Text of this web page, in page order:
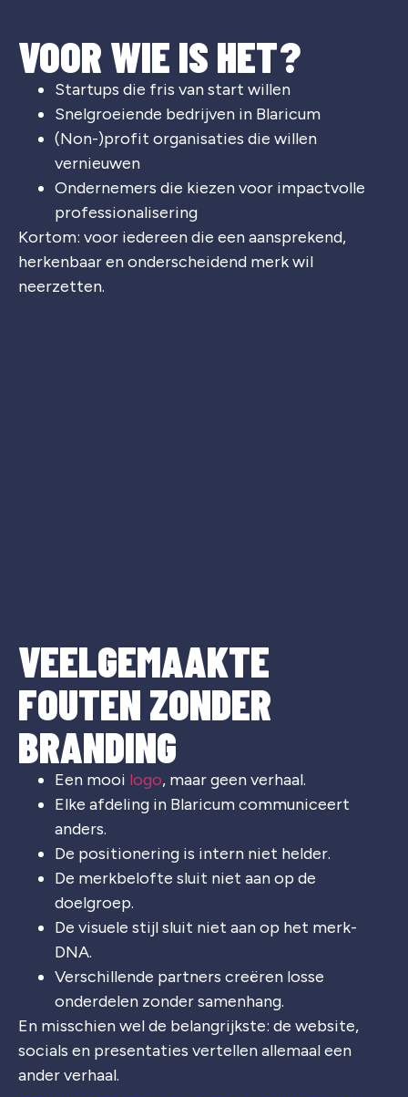
VOOR WIE IS HET?
Startups die fris van start willen
Snelgroeiende bedrijven in Blaricum
(Non-)profit organisaties die willen
vernieuwen
Ondernemers die kiezen voor impactvolle
professionalisering
Kortom: voor iedereen die een aansprekend,
herkenbaar en onderscheidend merk wil
neerzetten.
VEELGEMAAKTE
FOUTEN ZONDER
BRANDING
Een mooi logo, maar geen verhaal.
Elke afdeling in Blaricum communiceert
anders.
De positionering is intern niet helder.
De merkbelofte sluit niet aan op de
doelgroep.
De visuele stijl sluit niet aan op het merk-
DNA.
Verschillende partners creëren losse
onderdelen zonder samenhang.
En misschien wel de belangrijkste: de website,
socials en presentaties vertellen allemaal een
ander verhaal.